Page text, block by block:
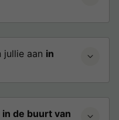
jullie aan in
in de buurt van